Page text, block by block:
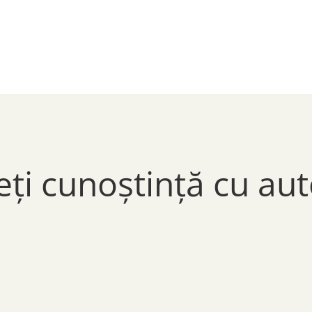
cunoștință cu